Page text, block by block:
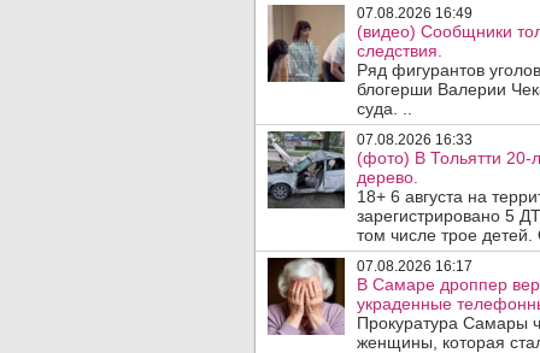
07.08.2026 16:49
(видео) Сообщники
следствия.
Ряд фигурантов
блогерши Валерии
суда. ..
07.08.2026 16:33
(фото) В Тольятти 20-
дерево.
18+ 6 августа на
зарегистрировано 5
том числе трое
07.08.2026 16:17
В Самаре дроппер
украденные
Прокуратура Самары
женщины, которая